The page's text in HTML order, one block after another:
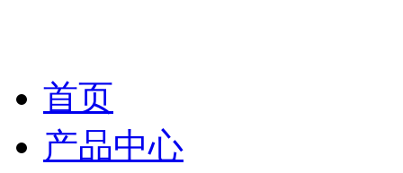
首页
产品中心